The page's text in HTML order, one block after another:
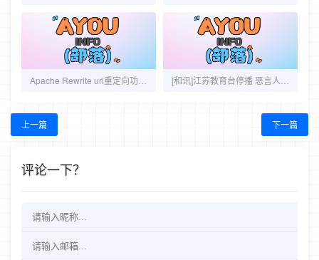
上一篇 下一篇
评论一下？